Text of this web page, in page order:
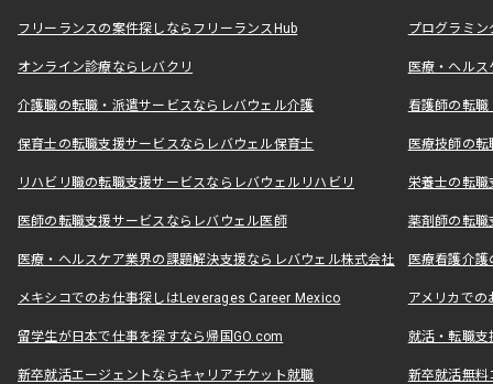
フリーランスの案件探しならフリーランスHub プログラミ
オンライン診療ならレバクリ 医療・ヘル
介護職の転職・派遣サービスならレバウェル介護 看護師の転
保育士の転職支援サービスならレバウェル保育士 医療技師の
リハビリ職の転職支援サービスならレバウェルリハビリ 栄養士の転
医師の転職支援サービスならレバウェル医師 薬剤師の転
医療・ヘルスケア業界の課題解決支援ならレバウェル株式会社 医療看護介
メキシコでのお仕事探しはLeverages Career Mexico アメリカで
留学生が日本で仕事を探すなら帰国GO.com 就活・転職
新卒就活エージェントならキャリアチケット就職 新卒就活無料